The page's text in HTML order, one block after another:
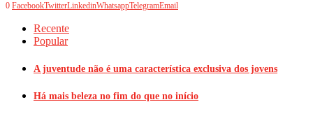
0 FacebookTwitterLinkedinWhatsappTelegramEmail
Recente
Popular
A juventude não é uma característica exclusiva dos jovens
Há mais beleza no fim do que no início